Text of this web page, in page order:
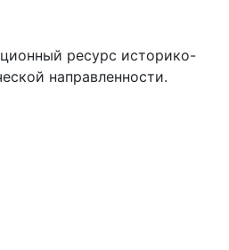
ресурс историко-
направленности.